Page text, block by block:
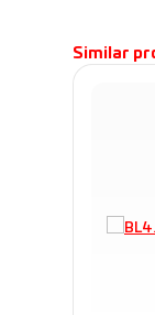
Similar